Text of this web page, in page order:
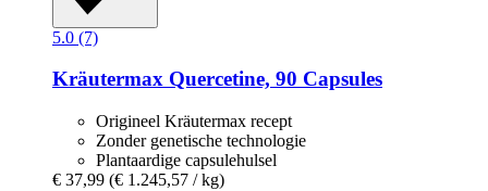
5.0 (7)
Kräutermax Quercetine, 90 Capsules
Origineel Kräutermax recept
Zonder genetische technologie
Plantaardige capsulehulsel
€ 37,99 (€ 1.245,57 / kg)